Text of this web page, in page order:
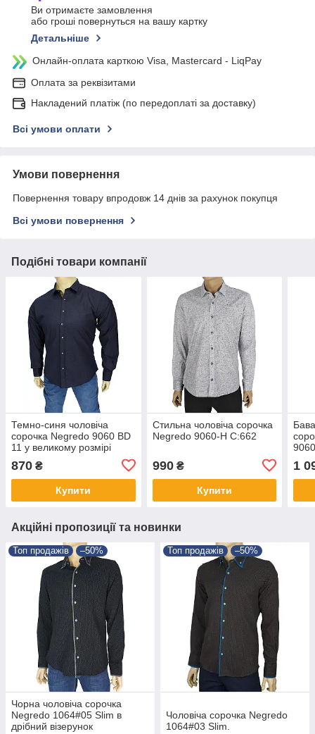
Ви отримаєте замовлення
або гроші повернуться на вашу картку
Детальніше
Онлайн-оплата карткою Visa, Mastercard - LiqPay
Оплата за реквізитами
Накладений платіж (по передоплаті за доставку)
Всі умови оплати
Умови повернення
Повернення товару впродовж 14 днів за рахунок покупця
Всі умови повернення
Подібні товари компанії
Темно-синя чоловіча
сорочка Negredo 9060 BD
11 у великому розмірі
870 ₴
Купити
Стильна чоловіча сорочка
Negredo 9060-H C:662
990₴
Купити
1
Акційні пропозиції та новинки
Топ продажів –50%
Чорна чоловіча сорочка
Negredo 1064#05 Slim в
дрібний візерунок
Топ продажів –50%
Чоловіча сорочка Negredo
1064#03 Slim.